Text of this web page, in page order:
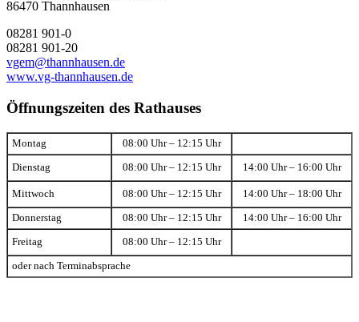
86470 Thannhausen
08281 901-0
08281 901-20
vgem@thannhausen.de
www.vg-thannhausen.de
Öffnungszeiten des Rathauses
Montag 08:00 Uhr – 12:15 Uhr
Dienstag 08:00 Uhr – 12:15 Uhr 14:00 Uhr – 16:00 Uhr
Mittwoch 08:00 Uhr – 12:15 Uhr 14:00 Uhr – 18:00 Uhr
Donnerstag 08:00 Uhr – 12:15 Uhr 14:00 Uhr – 16:00 Uhr
Freitag 08:00 Uhr – 12:15 Uhr
oder nach Terminabsprache